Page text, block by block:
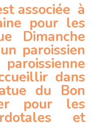
associée à
pour les
Dimanche
paroissien
dans
du Bon
pour les
et